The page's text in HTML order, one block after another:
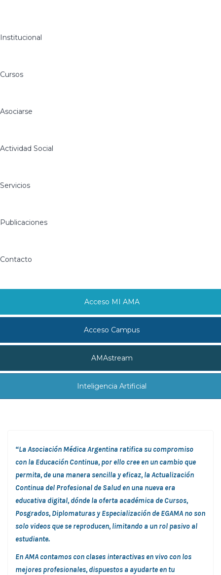
Institucional
Cursos
Asociarse
Actividad Social
Servicios
Publicaciones
Contacto
Acceso MI AMA
Acceso Campus
AMAstream
Inteligencia Artificial
“La Asociación Médica Argentina ratifica su compromiso
con la Educación Continua, por ello cree en un cambio que
permita, de una manera sencilla y eficaz, la Actualización
Continua del Profesional de Salud en una nueva era
educativa digital, dónde la oferta académica de Cursos,
Posgrados, Diplomaturas y Especialización de EGAMA no son
solo videos que se reproducen, limitando a un rol pasivo al
estudiante.
En AMA contamos con clases interactivas en vivo con los
mejores profesionales, dispuestos a ayudarte en tu